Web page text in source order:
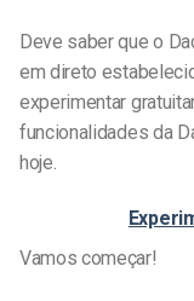
Deve saber que o
em direto
experimentar
funcionalidades da
hoje.
Vamos começar!